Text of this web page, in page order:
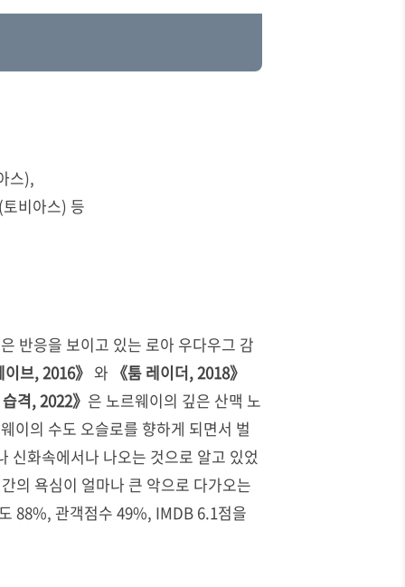
스),
비아스) 등
반응을 보이고 있는 로아 우다우그 감
브, 2016》 와 《툼 레이더, 2018》
격, 2022》 은 노르웨이의 깊은 산맥 노
이의 수도 오슬로를 향하게 되면서 벌
신화속에서나 나오는 것으로 알고 있었
의 욕심이 얼마나 큰 악으로 다가오는
88%, 관객점수 49%, IMDB 6.1점을